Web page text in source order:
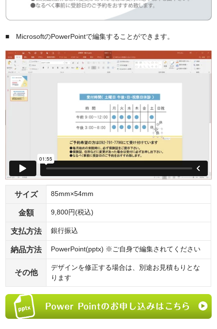
■ MicrosoftのPowerPointで編集することができます。
サイズ 85mm×54mm
金額 9,800円(税込)
支払方法 銀行振込
納品方法 PowerPoint(pptx) ※ご自身で編集されてください
その他
デザインを修正する場合は、別途お見積もりとな
ります